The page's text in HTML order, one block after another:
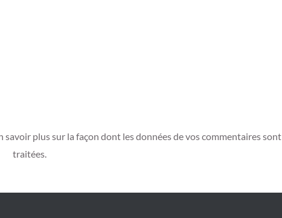
savoir plus sur la façon dont les données de vos commentaires sont
traitées